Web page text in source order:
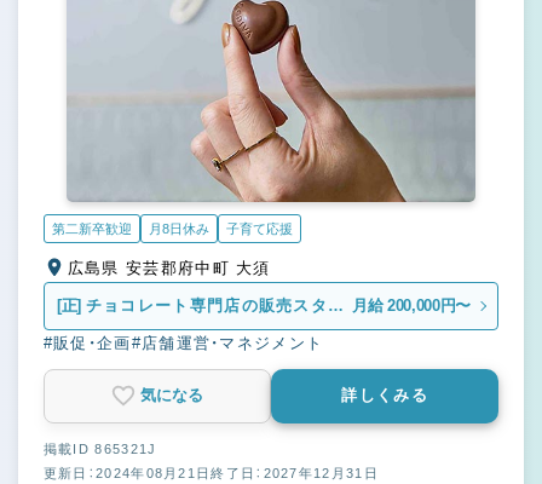
第二新卒歓迎 月8日休み 子育て応援
広島県 安芸郡府中町 大須
[正] チョコレート専門店の販売スタッ
フ
月給 200,000円〜
#販促・企画#店舗運営・マネジメント
気になる 詳しくみる
掲載ID 865321J
更新日：2024年08月21日終了日：2027年12月31日